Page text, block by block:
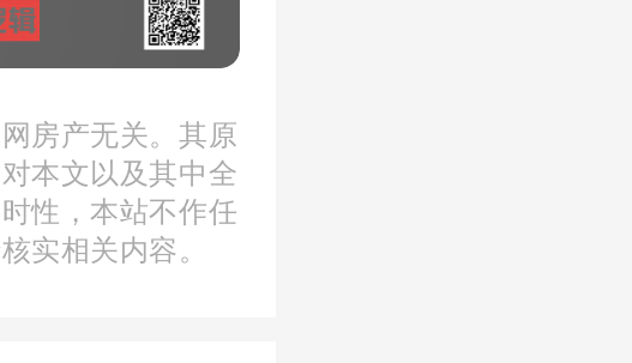
制度。有序
所有权或
房产无关。其原
本文以及其中全
性，本站不作任
实相关内容。